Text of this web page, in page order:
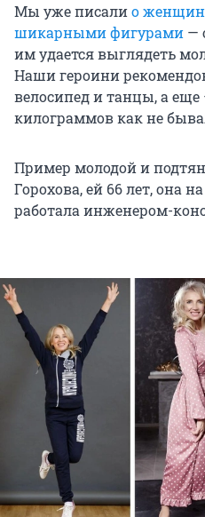
Мы уже писалио
шикарными фигурами —
им удается выглядеть
Наши героини
велосипед и танцы, а
килограммов как не
Пример молодой и
Горохова, ей 66 лет, она
работала инженером-